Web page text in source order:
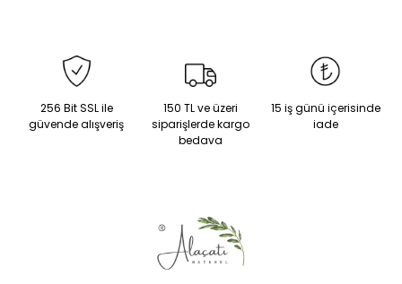
256 Bit SSL ile
güvende alışveriş
150 TL ve üzeri
siparişlerde kargo
bedava
15 iş günü içerisinde
iade